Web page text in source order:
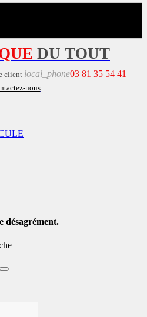
DU TOUT
client local_phone03 81 35 54 41
-
nous
désagrément.
Ex: